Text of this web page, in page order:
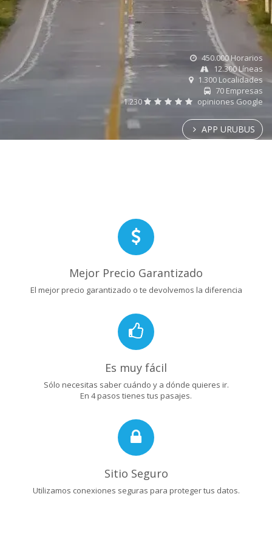
450.000 Horarios
12.300 Líneas
1.300 Localidades
70 Empresas
1.230
opiniones Google
APP URUBUS
Mejor Precio Garantizado
El mejor precio garantizado o te devolvemos la diferencia
Es muy fácil
Sólo necesitas saber cuándo y a dónde quieres ir.
En 4 pasos tienes tus pasajes.
Sitio Seguro
Utilizamos conexiones seguras para proteger tus datos.